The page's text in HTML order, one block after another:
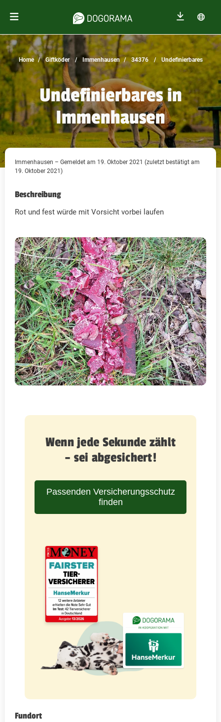
Home Giftköder Immenhausen 34376 Undefinierbares
Undefinierbares in
Immenhausen
Immenhausen – Gemeldet am 19. Oktober 2021 (zuletzt bestätigt am
19. Oktober 2021)
Beschreibung
Rot und fest würde mit Vorsicht vorbei laufen
Wenn jede Sekunde zählt
– sei abgesichert!
Passenden Versicherungsschutz
finden
Fundort